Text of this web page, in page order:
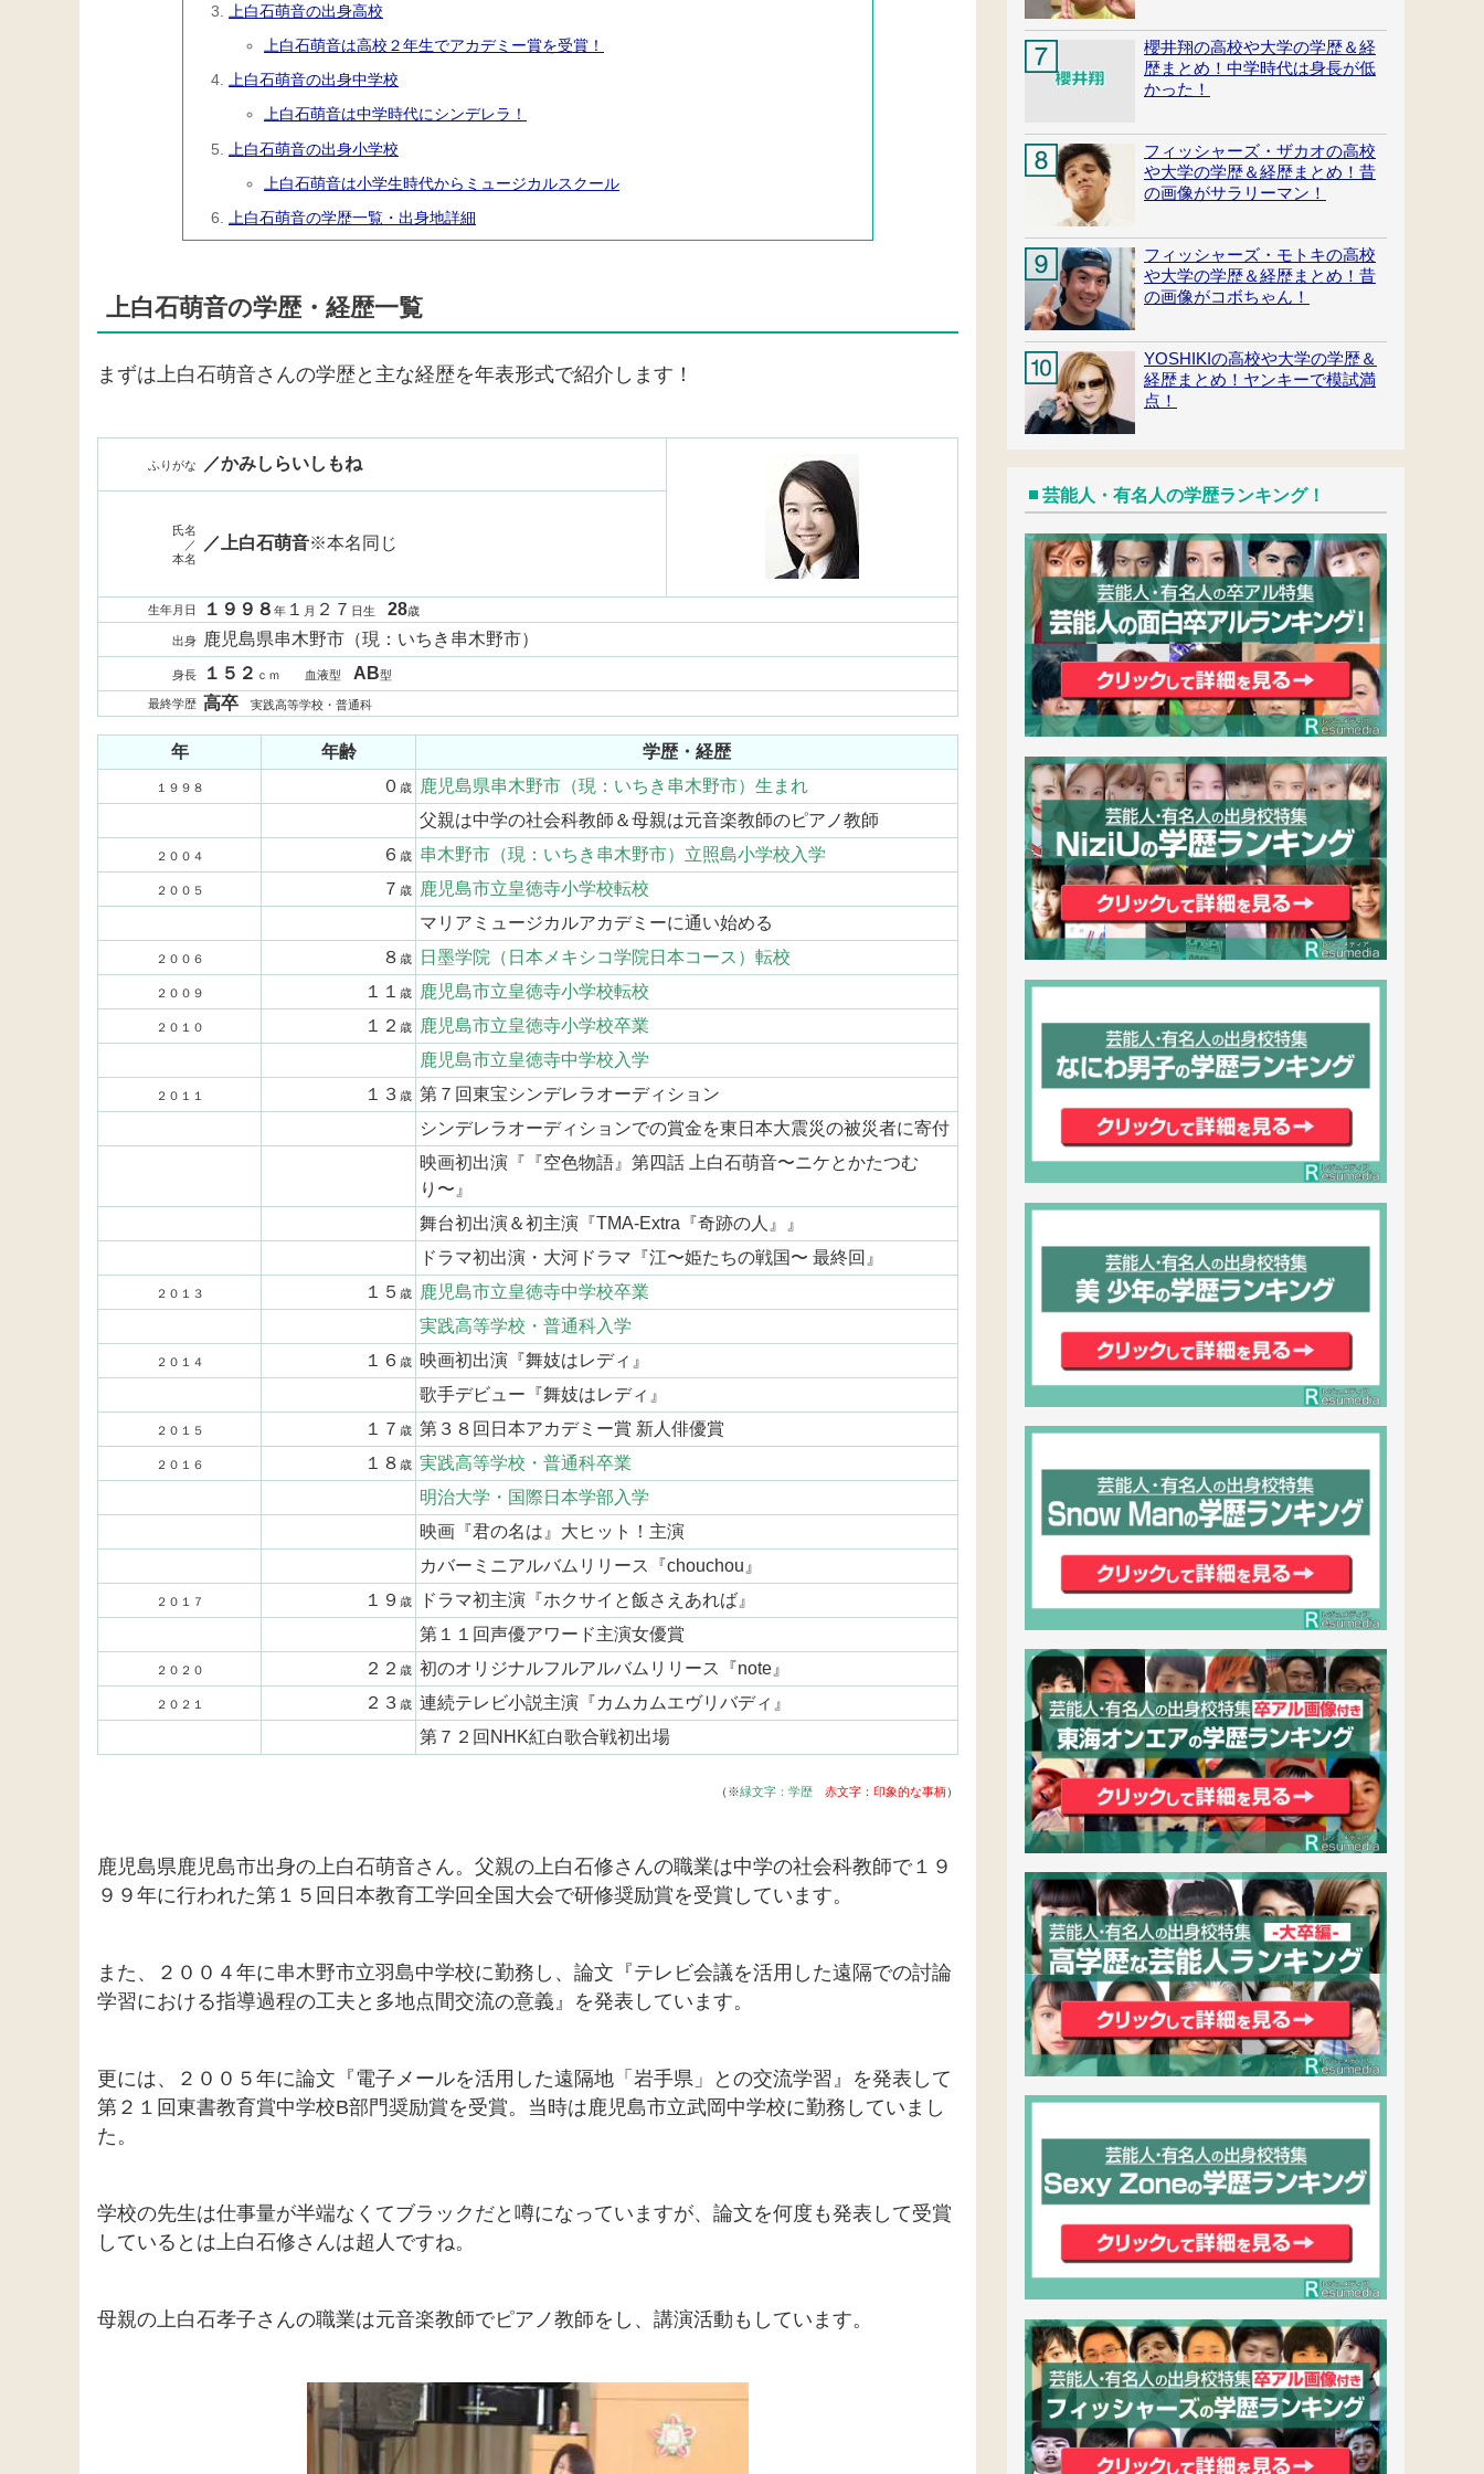
上白石萌音の出身高校
上白石萌音は高校２年生でアカデミー賞を受賞！
上白石萌音の出身中学校
上白石萌音は中学時代にシンデレラ！
上白石萌音の出身小学校
上白石萌音は小学生時代からミュージカルスクール
上白石萌音の学歴一覧・出身地詳細
上白石萌音の学歴・経歴一覧
まずは上白石萌音さんの学歴と主な経歴を年表形式で紹介します！
ふりがな ／かみしらいしもね
氏名
／
本名
／上白石萌音※本名同じ
生年月日 １９９８年 １ 月 ２７ 日生28歳
出身 鹿児島県串木野市（現：いちき串木野市）
身長 １５２ ｃｍ 血液型 AB型
最終学歴 高卒 実践高等学校・普通科
年 年齢 学歴・経歴
１９９８ ０ 歳
鹿児島県串木野市（現：いちき串木野市）生まれ
父親は中学の社会科教師＆母親は元音楽教師のピアノ教師
２００４ ６ 歳 串木野市（現：いちき串木野市）立照島小学校入学
２００５ ７ 歳
鹿児島市立皇徳寺小学校転校
マリアミュージカルアカデミーに通い始める
２００６ ８ 歳 日墨学院（日本メキシコ学院日本コース）転校
２００９ １１ 歳 鹿児島市立皇徳寺小学校転校
２０１０ １２ 歳
鹿児島市立皇徳寺小学校卒業
鹿児島市立皇徳寺中学校入学
２０１１ １３ 歳
第７回東宝シンデレラオーディション
シンデレラオーディションでの賞金を東日本大震災の被災者に寄付
映画初出演『『空色物語』第四話 上白石萌音〜ニケとかたつむ
り〜』
舞台初出演＆初主演『TMA-Extra『奇跡の人』』
ドラマ初出演・大河ドラマ『江〜姫たちの戦国〜 最終回』
２０１３ １５ 歳
鹿児島市立皇徳寺中学校卒業
実践高等学校・普通科入学
２０１４ １６ 歳
映画初出演『舞妓はレディ』
歌手デビュー『舞妓はレディ』
２０１５ １７ 歳 第３８回日本アカデミー賞 新人俳優賞
２０１６ １８ 歳
実践高等学校・普通科卒業
明治大学・国際日本学部入学
映画『君の名は』大ヒット！主演
カバーミニアルバムリリース『chouchou』
２０１７ １９ 歳
ドラマ初主演『ホクサイと飯さえあれば』
第１１回声優アワード主演女優賞
２０２０ ２２ 歳 初のオリジナルフルアルバムリリース『note』
２０２１ ２３ 歳
連続テレビ小説主演『カムカムエヴリバディ』
第７２回NHK紅白歌合戦初出場
（※緑文字：学歴 赤文字：印象的な事柄）
鹿児島県鹿児島市出身の上白石萌音さん。父親の上白石修さんの職業は中学の社会科教師で１９
９９年に行われた第１５回日本教育工学回全国大会で研修奨励賞を受賞しています。
また、２００４年に串木野市立羽島中学校に勤務し、論文『テレビ会議を活用した遠隔での討論
学習における指導過程の工夫と多地点間交流の意義』を発表しています。
更には、２００５年に論文『電子メールを活用した遠隔地「岩手県」との交流学習』を発表して
第２１回東書教育賞中学校B部門奨励賞を受賞。当時は鹿児島市立武岡中学校に勤務していまし
た。
学校の先生は仕事量が半端なくてブラックだと噂になっていますが、論文を何度も発表して受賞
しているとは上白石修さんは超人ですね。
母親の上白石孝子さんの職業は元音楽教師でピアノ教師をし、講演活動もしています。
櫻井翔の高校や大学の学歴＆経
歴まとめ！中学時代は身長が低
かった！
フィッシャーズ・ザカオの高校
や大学の学歴＆経歴まとめ！昔
の画像がサラリーマン！
フィッシャーズ・モトキの高校
や大学の学歴＆経歴まとめ！昔
の画像がコボちゃん！
YOSHIKIの高校や大学の学歴＆
経歴まとめ！ヤンキーで模試満
点！
芸能人・有名人の学歴ランキング！